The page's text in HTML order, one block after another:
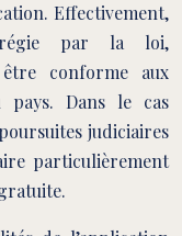
Effectivement,
régie par la loi,
conforme aux
pays. Dans le cas
judiciaires
particulièrement